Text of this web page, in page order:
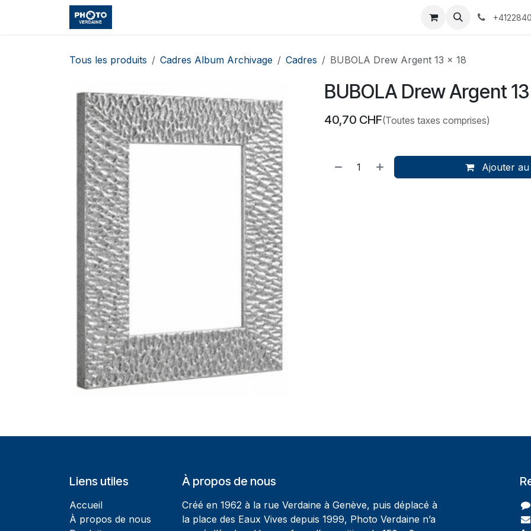
Se rendre au contenu
Événements Services
Tous les produits Cadres Album Archivage Cadres BUBOLA Drew Argent 13 x 18
BUBOLA Drew Argent
40,70 CHF(Toutes taxes comprises)
Ajouter
Liens utiles
Accueil
À propos de nous
À propos de nous
Créé en 1962 à la rue Verdaine à Genève, puis déplacé à
la place des Eaux Vives depuis 1999, Photo Verdaine n’a